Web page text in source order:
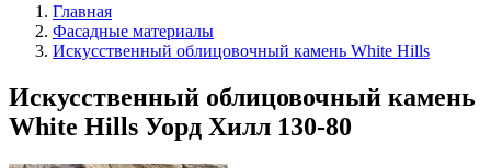
Главная
Фасадные материалы
Искусственный облицовочный камень White Hills
Искусственный облицовочный камень
White Hills Уорд Хилл 130-80